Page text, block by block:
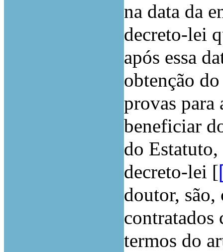
na data da
decreto-lei
após essa
obtenção
provas para
beneficiar
do Estatuto,
decreto-lei [
doutor, são,
contratados
termos do